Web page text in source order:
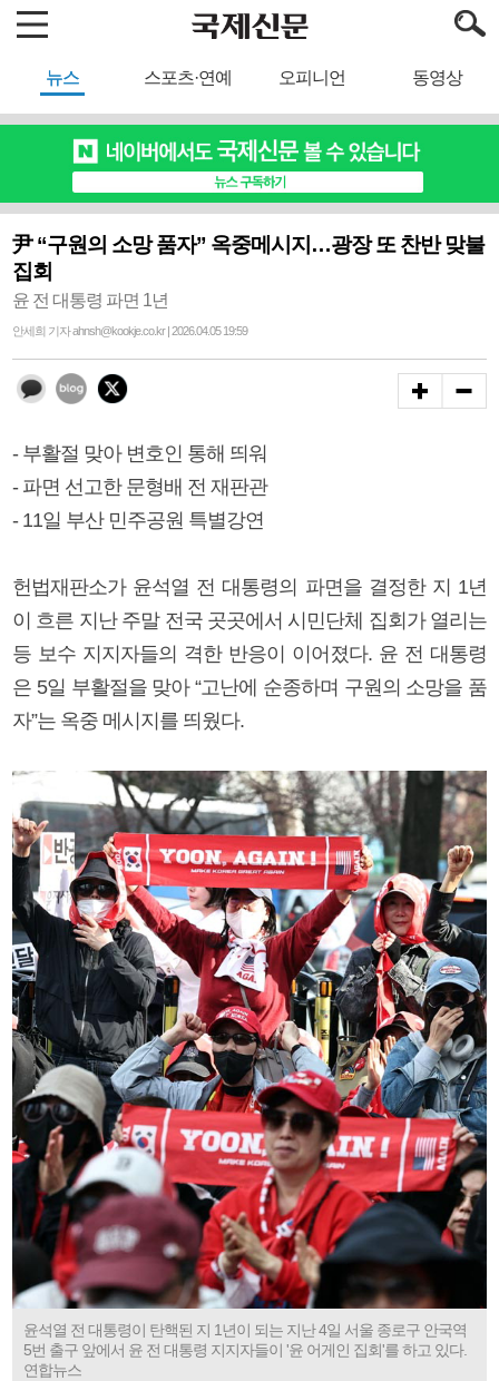
뉴스 스포츠·연예 오피니언 동영상
尹 “구원의 소망 품자” 옥중메시지…광장 또 찬반 맞불
집회
윤 전 대통령 파면 1년
안세희 기자 ahnsh@kookje.co.kr | 2026.04.05 19:59
- 부활절 맞아 변호인 통해 띄워
- 파면 선고한 문형배 전 재판관
- 11일 부산 민주공원 특별강연
헌법재판소가 윤석열 전 대통령의 파면을 결정한 지 1년
이 흐른 지난 주말 전국 곳곳에서 시민단체 집회가 열리는
등 보수 지지자들의 격한 반응이 이어졌다. 윤 전 대통령
은 5일 부활절을 맞아 “고난에 순종하며 구원의 소망을 품
자”는 옥중 메시지를 띄웠다.
윤석열 전 대통령이 탄핵된 지 1년이 되는 지난 4일 서울 종로구 안국역
5번 출구 앞에서 윤 전 대통령 지지자들이 '윤 어게인 집회'를 하고 있다.
연합뉴스